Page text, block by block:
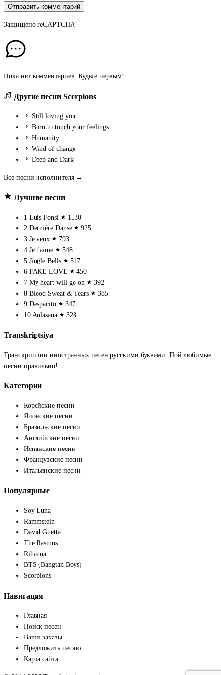
Отправить комментарий
Защищено reCAPTCHA
Пока нет комментариев. Будьте первым!
Другие песни Scorpions
Still loving you
Born to touch your feelings
Humanity
Wind of change
Deep and Dark
Все песни исполнителя →
Лучшие песни
1 Luis Fonsi
1530
2 Dernière Danse
925
3 Je veux
793
4 Je t'aime
548
5 Jingle Bells
517
6 FAKE LOVE
450
7 My heart will go on
392
8 Blood Sweat & Tears
385
9 Despacito
347
10 Anlasana 328
Transkriptsiya
Транскрипции иностранных песен русскими буквами. Пой любимые
песни правильно!
Категории
Корейские песни
Японские песни
Бразильские песни
Английские песни
Испанские песни
Французские песни
Итальянские песни
Популярные
Soy Luna
Rammstein
David Guetta
The Rasmus
Rihanna
BTS (Bangtan Boys)
Scorpions
Навигация
Главная
Поиск песен
Ваши заказы
Предложить песню
Карта сайта